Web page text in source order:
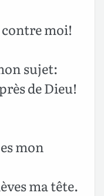
moi!
sujet:
de Dieu!
mon
ma tête.